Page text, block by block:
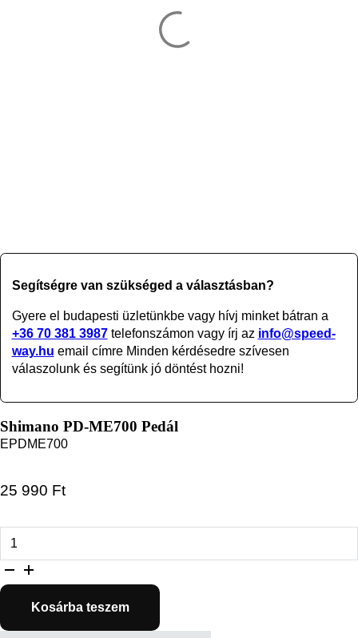
Segítségre van szükséged a választásban?
Gyere el budapesti üzletünkbe vagy hívj minket bátran a
+36 70 381 3987telefonszámon vagy írj az info@speed-
way.hu email címre Minden kérdésedre szívesen
válaszolunk és segítünk jó döntést hozni!
Shimano PD-ME700 Pedál
EPDME700
25 990 Ft
Kosárba teszem